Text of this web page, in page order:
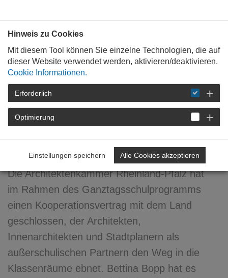
STARTSEITE DETAIL
Architektur macht Schule
Die Architektenkammer Rheinland-Pfalz hat
im Rahmen des Ganztagsschulprogramms
einen Kooperationsvertrag mit dem Land
geschlossen, der Architekten,
Innenarchitekten und Stadtplanern als
außerschulischen Partnern den Weg in die
Klassenräume ebnet. Bettina Bopp hat es
Hinweis zu Cookies
Mit diesem Tool können Sie einzelne Technologien, die auf
dieser Website verwendet werden, aktivieren/deaktivieren.
Cookie Informationen.
Erforderlich
Optimierung
Einstellungen speichern Alle Cookies akzeptieren